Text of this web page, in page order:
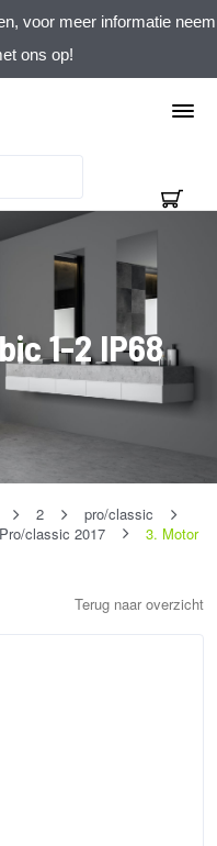
voor meer informatie neem
ons op!
1-2 IP68
2
pro/classic
classic 2017
3. Motor
Terug naar overzicht